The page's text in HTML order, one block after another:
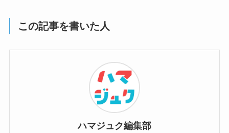
この記事を書いた人
ハマジュク編集部